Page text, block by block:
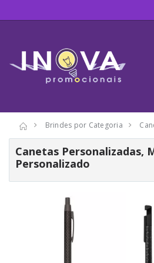
Brindes por Categoria
Canetas Personalizadas,
Personalizado